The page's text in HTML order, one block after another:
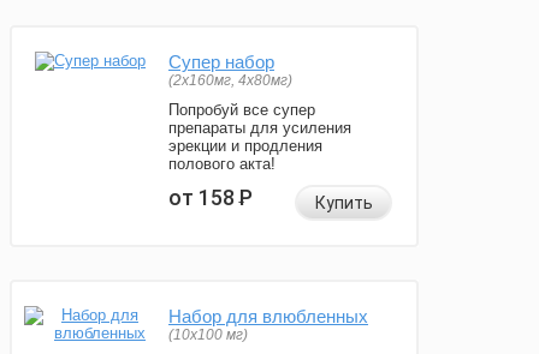
Супер набор
(2х160мг, 4х80мг)
Попробуй все супер
препараты для усиления
эрекции и продления
полового акта!
от 158Р Купить
Набор для влюбленных
(10х100 мг)